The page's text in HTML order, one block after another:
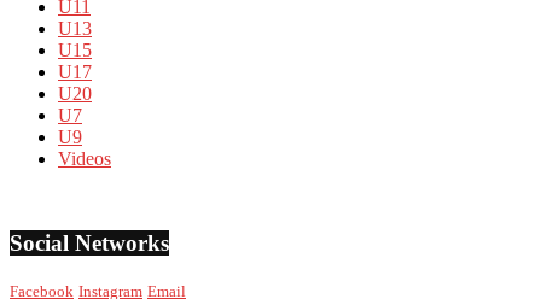
U11
U13
U15
U17
U20
U7
U9
Videos
Social Networks
Facebook Instagram Email